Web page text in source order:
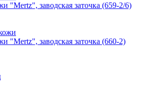
"Mertz", заводская заточка (659-2/6)
"Mertz", заводская заточка (660-2)